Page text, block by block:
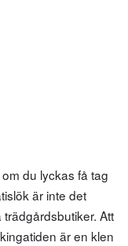
du lyckas få tag
är inte det
Att
är en klen